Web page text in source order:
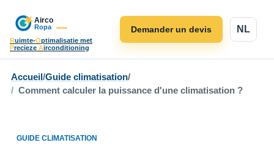
Ruimte-Optimalisatie met
Precieze Airconditioning
NL
Demander un devis
Accueil /Guide climatisation/
Comment calculer la puissance d'une climatisation ?
GUIDE CLIMATISATION